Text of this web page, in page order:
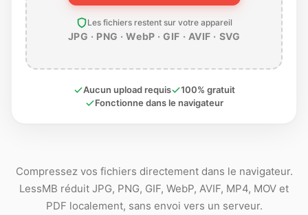
Les fichiers restent sur votre appareil
JPG · PNG · WebP · GIF · AVIF · SVG
Aucun upload requis
100% gratuit
Fonctionne dans le navigateur
Compressez vos fichiers directement dans le navigateur.
LessMB réduit JPG, PNG, GIF, WebP, AVIF, MP4, MOV et
PDF localement, sans envoi vers un serveur.